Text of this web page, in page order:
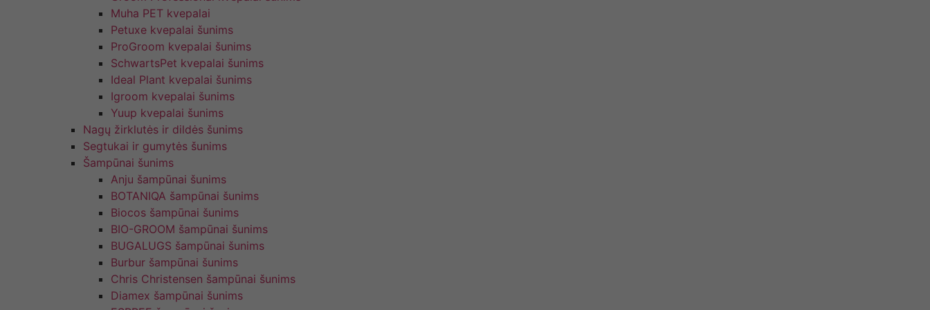
Muha PET kvepalai
Petuxe kvepalai šunims
ProGroom kvepalai šunims
SchwartsPet kvepalai šunims
Ideal Plant kvepalai šunims
Igroom kvepalai šunims
Yuup kvepalai šunims
Nagų žirklutės ir dildės šunims
Segtukai ir gumytės šunims
Šampūnai šunims
Anju šampūnai šunims
BOTANIQA šampūnai šunims
Biocos šampūnai šunims
BIO-GROOM šampūnai šunims
BUGALUGS šampūnai šunims
Burbur šampūnai šunims
Chris Christensen šampūnai šunims
Diamex šampūnai šunims